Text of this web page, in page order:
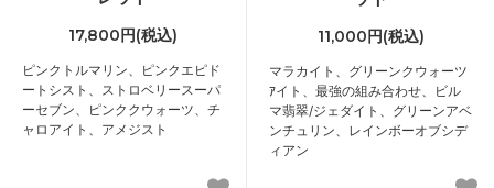
17,800円(税込)
ピンクトルマリン、ピンクエピド
ートシスト、ストロベリースーパ
ーセブン、ピンククウォーツ、チ
ャロアイト、アメジスト
11,000円(税込)
マラカイト、グリーンクウォーツ
ｱイト、最強の組み合わせ、ビル
マ翡翠/ジェダイト、グリーンアベ
ンチュリン、レインボーオブシデ
ィアン